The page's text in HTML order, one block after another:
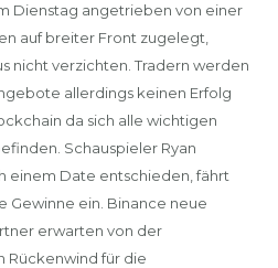
Dienstag angetrieben von einer
auf breiter Front zugelegt,
nicht verzichten. Tradern werden
allerdings keinen Erfolg
da sich alle wichtigen
Schauspieler Ryan
einem Date entschieden, fährt
Gewinne ein. Binance neue
erwarten von der
Rückenwind für die